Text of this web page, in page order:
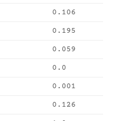
0.106
0.195
0.059
0.0
0.001
0.126